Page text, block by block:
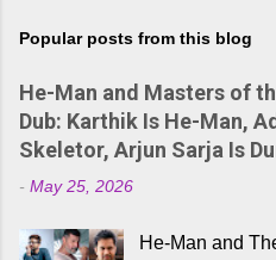
Popular posts from this blog
He-Man and Masters of
Dub: Karthik Is He-Man,
Skeletor, Arjun Sarja Is
- May 25, 2026
He-Man and